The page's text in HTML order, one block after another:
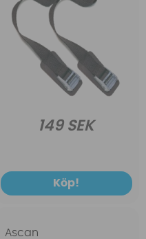
149 SEK
Köp!
Ascan